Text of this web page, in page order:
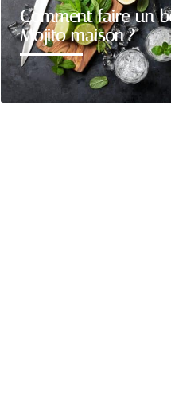
Comment faire un
Mojito maison ?